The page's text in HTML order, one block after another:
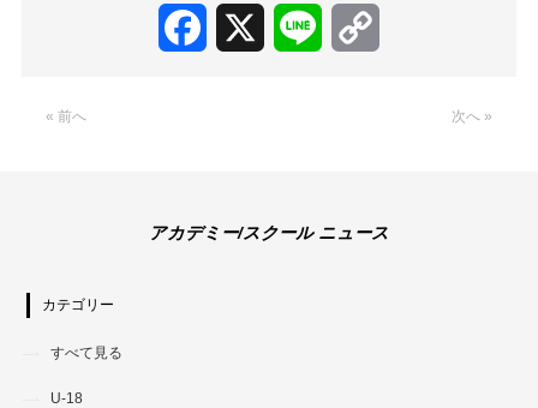
Facebook Line
« 前へ 次へ »
アカデミー/スクール ニュース
カテゴリー
すべて見る
U-18